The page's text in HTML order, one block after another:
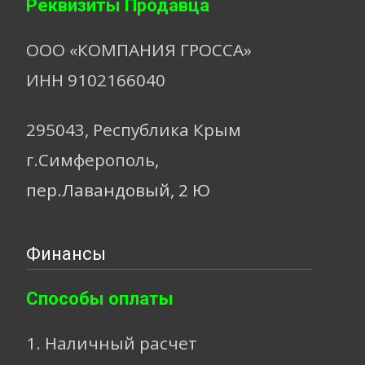
Реквизиты Продавца
ООО «КОМПАНИЯ ГРОССА»
ИНН 9102166040
295043, Республика Крым
г.Симферополь,
пер.Лавандовый, 2 Ю
Финансы
Способы оплаты
1. Наличный расчет